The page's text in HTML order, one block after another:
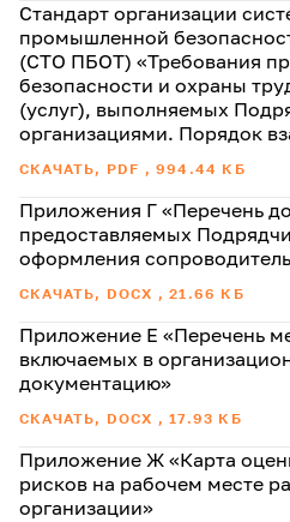
Стандарт организации
промышленной
(СТО ПБОТ) «Требования
безопасности и охраны
(услуг), выполняемых
организациями. Порядок
СКАЧАТЬ, PDF , 994.44 КБ
Приложения Г «Перечень
предоставляемых
оформления
СКАЧАТЬ, DOCX , 21.66 КБ
Приложение Е «Перечень
включаемых в
документацию»
СКАЧАТЬ, DOCX , 17.93 КБ
Приложение Ж «Карта
рисков на рабочем месте
организации»